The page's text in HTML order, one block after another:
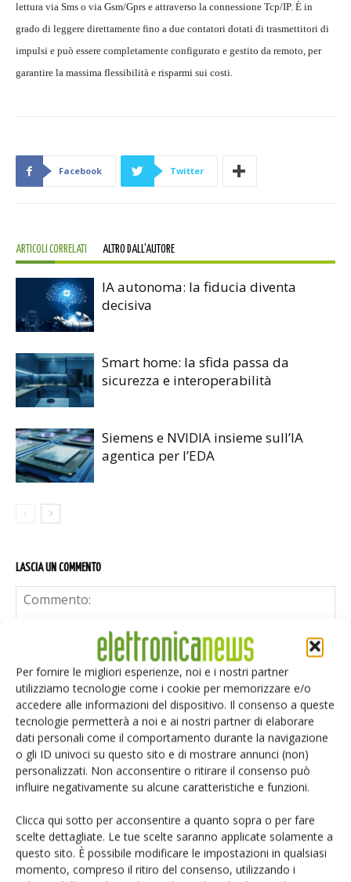
Per fornire le migliori esperienze, noi e i nostri partner
utilizziamo tecnologie come i cookie per memorizzare e/o
accedere alle informazioni del dispositivo. Il consenso a queste
tecnologie permetterà a noi e ai nostri partner di elaborare
dati personali come il comportamento durante la navigazione
o gli ID univoci su questo sito e di mostrare annunci (non)
personalizzati. Non acconsentire o ritirare il consenso può
influire negativamente su alcune caratteristiche e funzioni.
Clicca qui sotto per acconsentire a quanto sopra o per fare
scelte dettagliate. Le tue scelte saranno applicate solamente a
questo sito. È possibile modificare le impostazioni in qualsiasi
momento, compreso il ritiro del consenso, utilizzando i
lettura via Sms o via Gsm/Gprs e attraverso la connessione Tcp/IP. È in
grado di leggere direttamente fino a due contatori dotati di trasmettitori di
impulsi e può essere completamente configurato e gestito da remoto, per
garantire la massima flessibilità e risparmi sui costi.
Facebook Twitter
ARTICOLI CORRELATI ALTRO DALL'AUTORE
IA autonoma: la fiducia diventa
decisiva
Smart home: la sfida passa da
sicurezza e interoperabilità
Siemens e NVIDIA insieme sull’IA
agentica per l’EDA
LASCIA UN COMMENTO
Salva il mio nome, email e sito web in questo browser per i